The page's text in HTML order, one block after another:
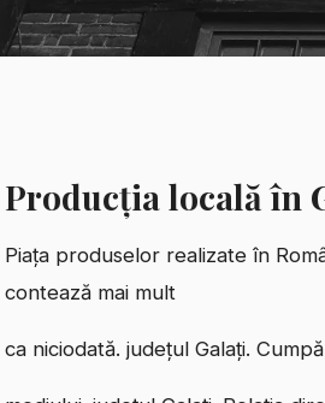
Producția locală în
Piața produselor realizate în
contează mai mult
ca niciodată. județul Galați.